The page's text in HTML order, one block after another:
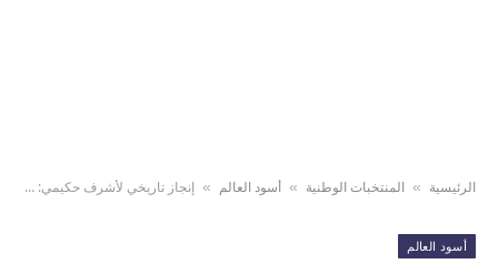
الرئيسية » المنتخبات الوطنية » أسود العالم » إنجاز تاريخي لأشرف حكيمي: أول لاعب عربي و إفريقي يفوز بكأس دوري أبطال أوروبا مرتين متتاليتين
أسود العالم